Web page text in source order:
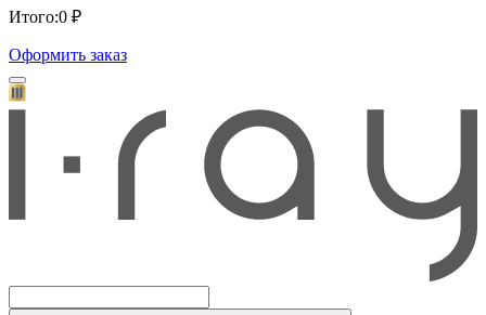
Итого:0 ₽
Оформить заказ